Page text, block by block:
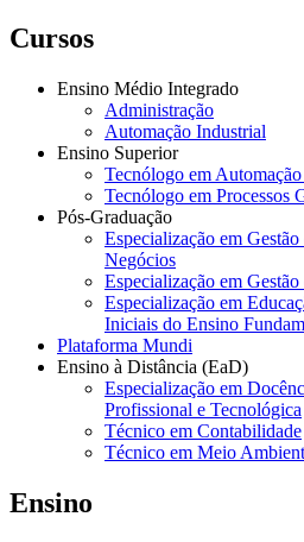
Cursos
Ensino Médio Integrado
Administração
Automação Industrial
Ensino Superior
Tecnólogo em
Tecnólogo em Processos
Pós-Graduação
Especialização em
Negócios
Especialização em
Especialização em
Iniciais do Ensino
Plataforma Mundi
Ensino à Distância (EaD)
Especialização em
Profissional e Tecnológica
Técnico em Contabilidade
Técnico em Meio
Ensino